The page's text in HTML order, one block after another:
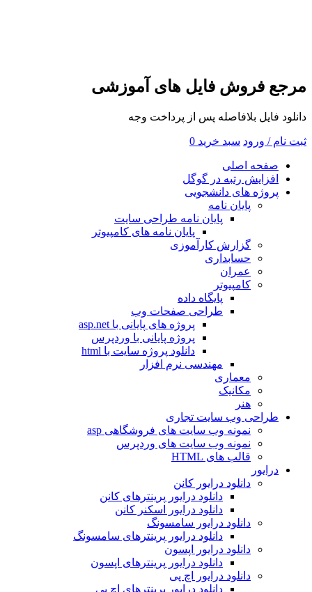
مرجع فروش فایل های آموزشی
دانلود فایل بلافاصله پس از پرداخت وجه
ثبت نام / ورود سبد خرید 0
صفحه اصلی
افزایش رتبه در گوگل
پروژه های دانشجویی
پایان نامه
پایان نامه طراحی سایت
پایان نامه های کامپیوتر
گزارش کارآموزی
حسابداری
عمران
کامپیوتر
پایگاه داده
طراحی صفحات وب
پروژه های پایانی با asp.net
پروژه پایانی با وردپرس
دانلود پروژه سایت با html
مهندسی نرم افزار
معماری
مکانیک
هنر
طراحی وب سایت تجاری
نمونه وب سایت های فروشگاهی asp
نمونه وب سایت های وردپرس
قالب های HTML
درایور
دانلود درایور کانن
دانلود درایور پرینترهای کانن
دانلود درایور اسکنر کانن
دانلود درایور سامسونگ
دانلود درایور پرینترهای سامسونگ
دانلود درایور اپسون
دانلود درایور پرینترهای اپسون
دانلود درایور اچ پی
دانلود درایور پرینترهای اچ پی